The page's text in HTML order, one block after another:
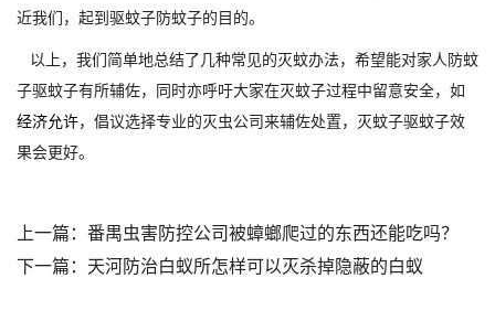
近我们，起到驱蚊子防蚊子的目的。
以上，我们简单地总结了几种常见的灭蚊办法，希望能对家人防蚊
子驱蚊子有所辅佐，同时亦呼吁大家在灭蚊子过程中留意安全，如
经济允许，倡议选择专业的灭虫公司来辅佐处置，灭蚊子驱蚊子效
果会更好。
上一篇： 番禺虫害防控公司被蟑螂爬过的东西还能吃吗？
下一篇： 天河防治白蚁所怎样可以灭杀掉隐蔽的白蚁